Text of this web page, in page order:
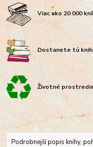
Viac ako 20 000
Dostanete tú
Životné
Podrobnejší popis knihy,